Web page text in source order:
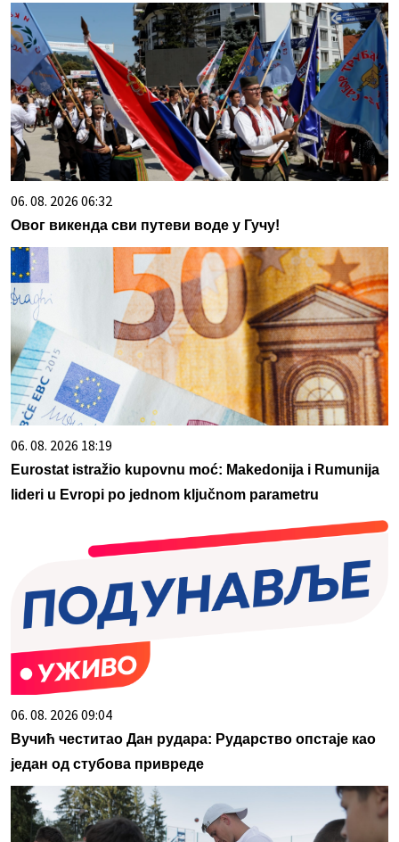
06. 08. 2026 06:32
Овог викенда сви путеви воде у Гучу!
06. 08. 2026 18:19
Eurostat istražio kupovnu moć: Makedonija i Rumunija
lideri u Evropi po jednom ključnom parametru
06. 08. 2026 09:04
Вучић честитао Дан рудара: Рударство опстаје као
један од стубова привреде